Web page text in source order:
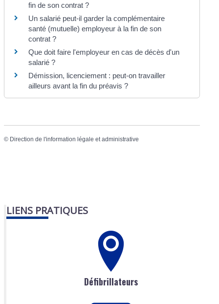
fin de son contrat ?
Un salarié peut-il garder la complémentaire
santé (mutuelle) employeur à la fin de son
contrat ?
Que doit faire l'employeur en cas de décès d'un
salarié ?
Démission, licenciement : peut-on travailler
ailleurs avant la fin du préavis ?
© Direction de l'information légale et administrative
LIENS PRATIQUES
Défibrillateurs